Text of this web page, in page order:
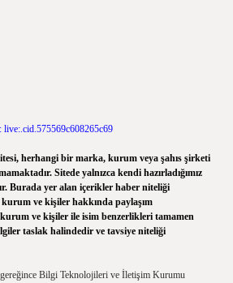
live:.cid.575569c608265c69
herhangi bir marka, kurum veya şahıs şirketi
Sitede yalnızca kendi hazırladığımız
Burada yer alan içerikler haber niteliği
ve kişiler hakkında paylaşım
ve kişiler ile isim benzerlikleri tamamen
taslak halindedir ve tavsiye niteliği
gereğince Bilgi Teknolojileri ve İletişim Kurumu